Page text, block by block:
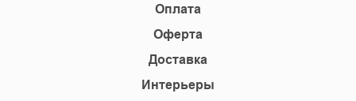
Оплата
Оферта
Доставка
Интерьеры